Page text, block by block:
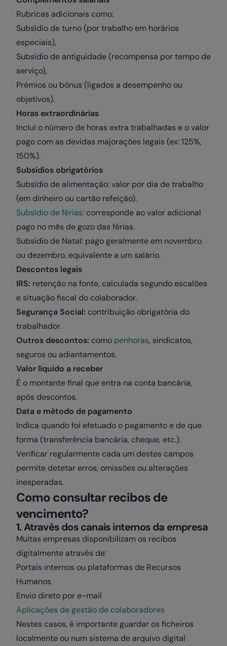
Rubricas adicionais como:
Subsídio de turno (por trabalho em horários
especiais),
Subsídio de antiguidade (recompensa por tempo de
serviço),
Prémios ou bónus (ligados a desempenho ou
objetivos).
Horas extraordinárias
Inclui o número de horas extra trabalhadas e o valor
pago com as devidas majorações legais (ex: 125%,
150%).
Subsídios obrigatórios
Subsídio de alimentação: valor por dia de trabalho
(em dinheiro ou cartão refeição).
Subsídio de férias: corresponde ao valor adicional
pago no mês de gozo das férias.
Subsídio de Natal: pago geralmente em novembro
ou dezembro, equivalente a um salário.
Descontos legais
IRS: retenção na fonte, calculada segundo escalões
e situação fiscal do colaborador.
Segurança Social: contribuição obrigatória do
trabalhador.
Outros descontos: como penhoras, sindicatos,
seguros ou adiantamentos.
Valor líquido a receber
É o montante final que entra na conta bancária,
após descontos.
Data e método de pagamento
Indica quando foi efetuado o pagamento e de que
forma (transferência bancária, cheque, etc.).
Verificar regularmente cada um destes campos
permite detetar erros, omissões ou alterações
inesperadas.
Como consultar recibos de
vencimento?
1. Através dos canais internos da empresa
Muitas empresas disponibilizam os recibos
digitalmente através de:
Portais internos ou plataformas de Recursos
Humanos
Envio direto por e-mail
Aplicações de gestão de colaboradores
Nestes casos, é importante guardar os ficheiros
localmente ou num sistema de arquivo digital